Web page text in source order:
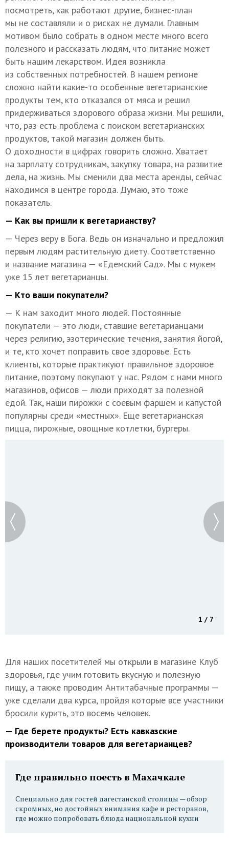
посмотреть, как работают другие, бизнес-план
мы не составляли и о рисках не думали. Главным
мотивом было собрать в одном месте много всего
полезного и рассказать людям, что питание может
быть нашим лекарством. Идея возникла
из собственных потребностей. В нашем регионе
сложно найти какие-то особенные вегетарианские
продукты тем, кто отказался от мяса и решил
придерживаться здорового образа жизни. Мы решили,
что, раз есть проблема с поиском вегетарианских
продуктов, такой магазин должен быть.
О доходности в цифрах говорить сложно. Хватает
на зарплату сотрудникам, закупку товара, на развитие
дела, на жизнь. Мы сменили два места аренды, сейчас
находимся в центре города. Думаю, это тоже
показатель.
— Как вы пришли к вегетарианству?
— Через веру в Бога. Ведь он изначально и предложил
первым людям растительную диету. Соответственно
и название магазина — «Едемский Сад». Мы с мужем
уже 15 лет вегетарианцы.
— Кто ваши покупатели?
— К нам заходит много людей. Постоянные
покупатели — это люди, ставшие вегетарианцами
через религию, эзотерические течения, занятия йогой,
и те, кто хочет поправить свое здоровье. Есть
клиенты, которые практикуют правильное здоровое
питание, поэтому покупают у нас. Рядом с нами много
магазинов, офисов — люди приходят за полезной
едой. Так, наши пирожки с соевым фаршем и капустой
популярны среди «местных». Еще вегетарианская
пицца, пирожные, овощные котлетки, бургеры.
1 / 7
Для наших посетителей мы открыли в магазине Клуб
здоровья, где учим готовить вкусную и полезную
пищу, а также проводим Антитабачные программы —
уже сделали два курса, пройдя которые все участники
бросили курить, это восемь человек.
— Где берете продукты? Есть кавказские
производители товаров для вегетарианцев?
Где правильно поесть в Махачкале
Специально для гостей дагестанской столицы — обзор
скромных, но достойных внимания кафе и ресторанов,
где можно попробовать блюда национальной кухни